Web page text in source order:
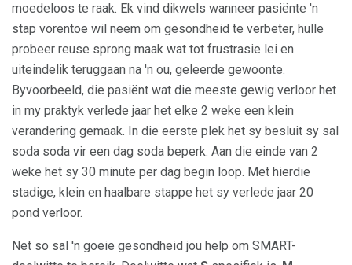
moedeloos te raak. Ek vind dikwels wanneer pasiënte 'n
stap vorentoe wil neem om gesondheid te verbeter, hulle
probeer reuse sprong maak wat tot frustrasie lei en
uiteindelik teruggaan na 'n ou, geleerde gewoonte.
Byvoorbeeld, die pasiënt wat die meeste gewig verloor het
in my praktyk verlede jaar het elke 2 weke een klein
verandering gemaak. In die eerste plek het sy besluit sy sal
soda soda vir een dag soda beperk. Aan die einde van 2
weke het sy 30 minute per dag begin loop. Met hierdie
stadige, klein en haalbare stappe het sy verlede jaar 20
pond verloor.
Net so sal 'n goeie gesondheid jou help om SMART-